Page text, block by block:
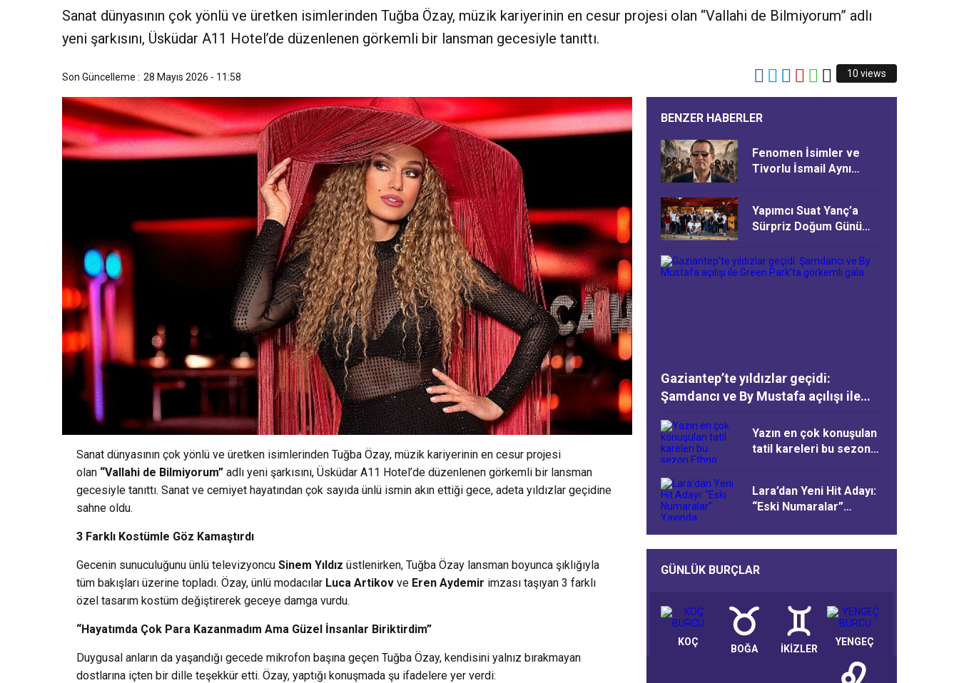
Sanat dünyasının çok yönlü ve üretken isimlerinden Tuğba Özay, müzik kariyerinin en cesur projesi olan “Vallahi de Bilmiyorum” adlı
yeni şarkısını, Üsküdar A11 Hotel’de düzenlenen görkemli bir lansman gecesiyle tanıttı.
Son Güncelleme : 28 Mayıs 2026 - 11:58 10 views
Sanat dünyasının çok yönlü ve üretken isimlerinden Tuğba Özay, müzik kariyerinin en cesur projesi
olan “Vallahi de Bilmiyorum” adlı yeni şarkısını, Üsküdar A11 Hotel’de düzenlenen görkemli bir lansman
gecesiyle tanıttı. Sanat ve cemiyet hayatından çok sayıda ünlü ismin akın ettiği gece, adeta yıldızlar geçidine
sahne oldu.
3 Farklı Kostümle Göz Kamaştırdı
Gecenin sunuculuğunu ünlü televizyoncu Sinem Yıldız üstlenirken, Tuğba Özay lansman boyunca şıklığıyla
tüm bakışları üzerine topladı. Özay, ünlü modacılar Luca Artikov ve Eren Aydemir imzası taşıyan 3 farklı
özel tasarım kostüm değiştirerek geceye damga vurdu.
“Hayatımda Çok Para Kazanmadım Ama Güzel İnsanlar Biriktirdim”
Duygusal anların da yaşandığı gecede mikrofon başına geçen Tuğba Özay, kendisini yalnız bırakmayan
dostlarına içten bir dille teşekkür etti. Özay, yaptığı konuşmada şu ifadelere yer verdi:
BENZER HABERLER
Fenomen İsimler ve
Tivorlu İsmail Aynı
Vizyonda
Yapımcı Suat Yanç’a
Sürpriz Doğum Günü
Gaziantep’te yıldızlar geçidi:
Şamdancı ve By Mustafa açılışı ile
Yazın en çok konuşulan
tatil kareleri bu sezon
Lara’dan Yeni Hit Adayı:
“Eski Numaralar”
GÜNLÜK BURÇLAR
KOÇ
BOĞA İKİZLER
YENGEÇ